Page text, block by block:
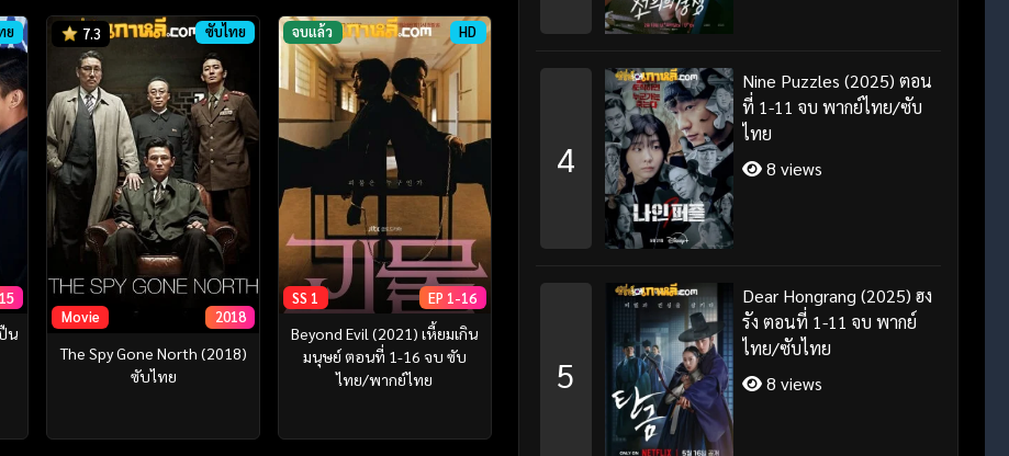
ย
น
7.3 ซับไทย
Movie 2018
The Spy Gone North (2018)
ซับไทย
จบแล้ว HD
SS 1 EP 1-16
Beyond Evil (2021) เหี้ยมเกิน
มนุษย์ ตอนที่ 1-16 จบ ซับ
ไทย/พากย์ไทย
4
Nine Puzzles (2025) ตอน
ที่ 1-11 จบ พากย์ไทย/ซับ
ไทย
8 views
5
Dear Hongrang (2025) ฮง
รัง ตอนที่ 1-11 จบ พากย์
ไทย/ซับไทย
8 views